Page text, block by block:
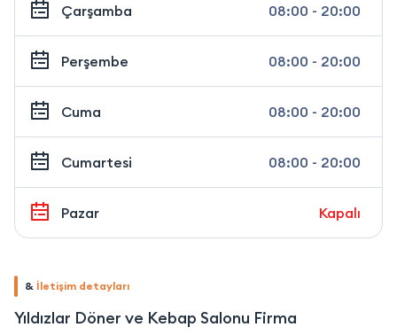
Çarşamba 08:00 - 20:00
Perşembe 08:00 - 20:00
Cuma 08:00 - 20:00
Cumartesi 08:00 - 20:00
Pazar Kapalı
& İletişim detayları
Yıldızlar Döner ve Kebap Salonu Firma